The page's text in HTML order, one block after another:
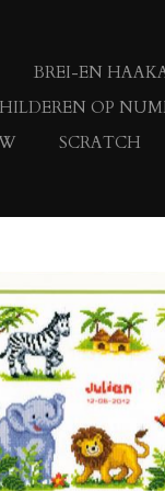
BREI-EN
OP
SCRATCH